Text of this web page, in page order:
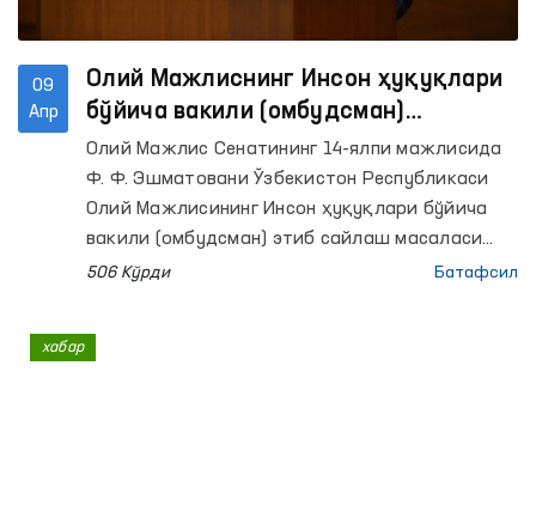
09
Апр
Олий Мажлиснинг Инсон ҳуқуқлари
бўйича вакили (омбудсман)
сайланди
Олий Мажлис Сенатининг 14-ялпи мажлисида
Ф. Ф. Эшматовани Ўзбекистон Республикаси
Олий Мажлисининг Инсон ҳуқуқлари бўйича
вакили (омбудсман) этиб сайлаш масаласи
кўриб чиқилди.
506 Кўрди Батафсил
хабар